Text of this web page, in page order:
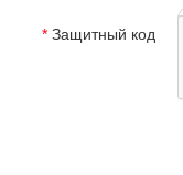
Защитный код